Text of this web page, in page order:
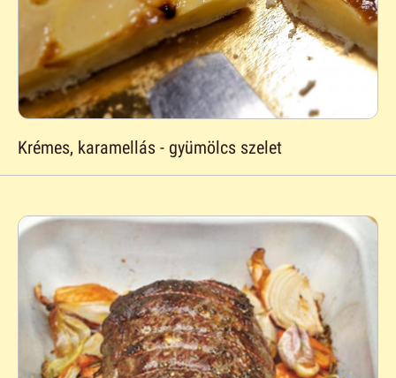
Krémes, karamellás - gyümölcs szelet